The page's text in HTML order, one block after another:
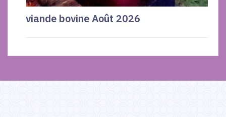
viande bovine Août 2026